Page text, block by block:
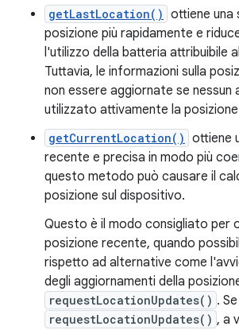
getLastLocation() ottiene una
posizione più rapidamente e
l'utilizzo della batteria attribuibile
Tuttavia, le informazioni sulla
non essere aggiornate se nessun
utilizzato attivamente la
getCurrentLocation() ottiene
recente e precisa in modo più
questo metodo può causare il
posizione sul dispositivo.
Questo è il modo consigliato per
posizione recente, quando
rispetto ad alternative come
degli aggiornamenti della
requestLocationUpdates() .
requestLocationUpdates() , a